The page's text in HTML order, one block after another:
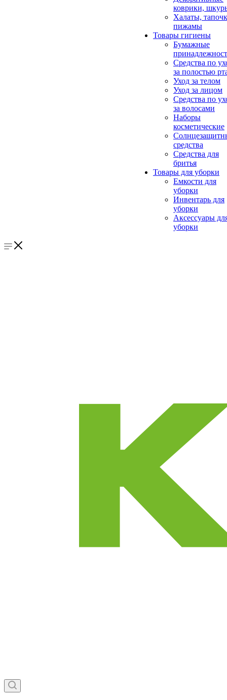
коврики,
Халаты,
пижамы
Товары гигиены
Бумажные
Средства по
за полостью
Уход за телом
Уход за лицом
Средства по
за волосами
Наборы
косметические
средства
Средства для
бритья
Товары для уборки
Емкости для
уборки
Инвентарь для
уборки
Аксессуары
уборки